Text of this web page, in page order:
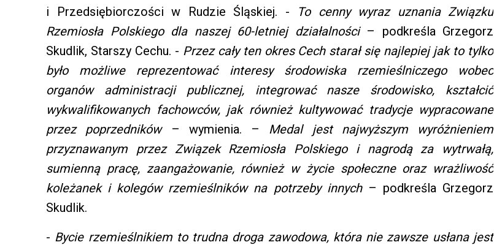
i Przedsiębiorczości w Rudzie Śląskiej. -
To cenny wyraz uznania Związku
Rzemiosła Polskiego dla naszej 60-letniej działalności– podkreśla Grzegorz
Skudlik, Starszy Cechu. - Przez cały ten okres Cech starał się najlepiej jak to tylko
było możliwe reprezentować interesy środowiska rzemieślniczego wobec
organów administracji publicznej, integrować nasze środowisko, kształcić
wykwalifikowanych fachowców, jak również kultywować tradycje wypracowane
przez poprzedników– wymienia. – Medal jest najwyższym wyróżnieniem
przyznawanym przez Związek Rzemiosła Polskiego i nagrodą za wytrwałą,
sumienną pracę, zaangażowanie, również w życie społeczne oraz wrażliwość
koleżanek i kolegów rzemieślników na potrzeby innych– podkreśla Grzegorz
Skudlik.
- Bycie rzemieślnikiem to trudna droga zawodowa, która nie zawsze usłana jest